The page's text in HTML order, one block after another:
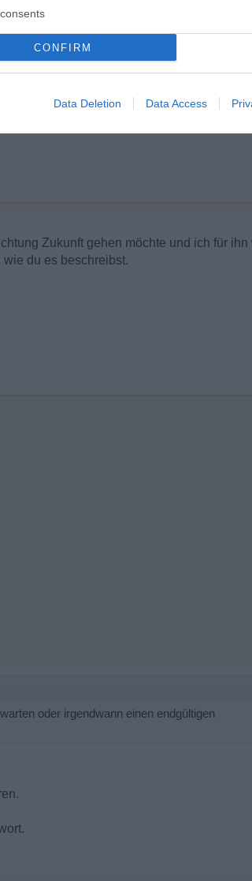
CONFIRM
Data Deletion Data Access
Zukunft gehen möchte und ich für
du es beschreibst.
oder irgendwann einen endgültigen